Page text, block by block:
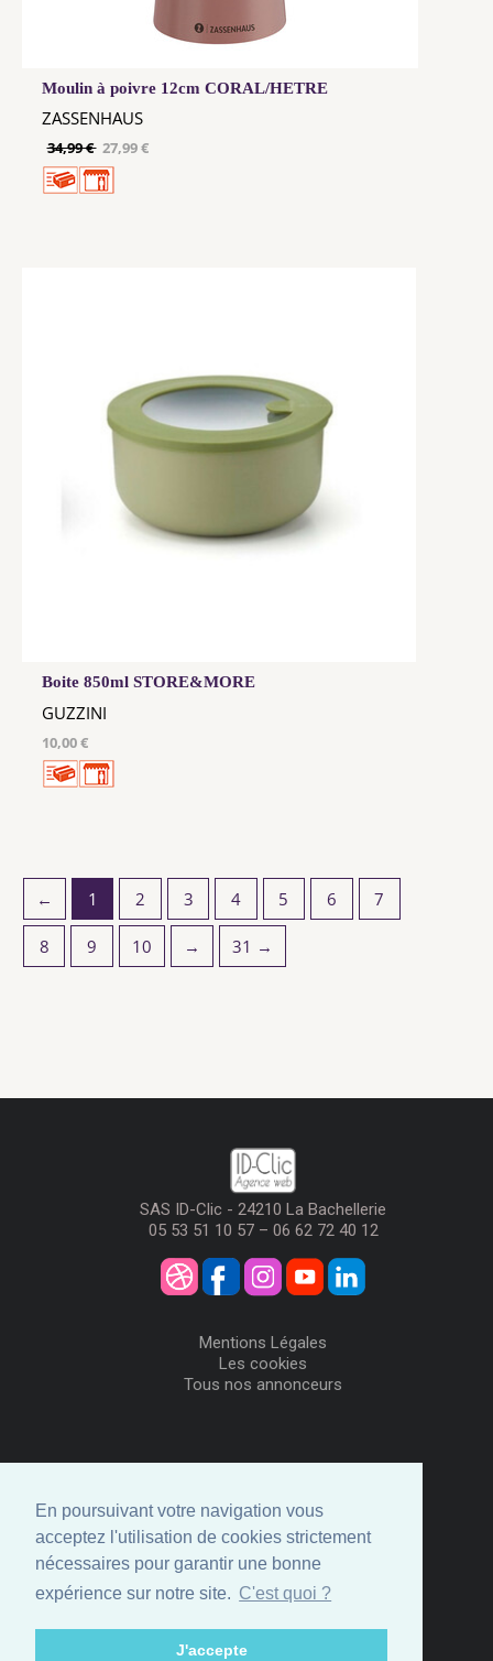
En poursuivant votre navigation vous
acceptez l'utilisation de cookies strictement
nécessaires pour garantir une bonne
expérience sur notre site. C'est quoi ?
J'accepte
Moulin à poivre 12cm CORAL/HETRE
ZASSENHAUS
34,99 € 27,99 €
Boite 850ml STORE&MORE
GUZZINI
10,00 €
← 1 2 3 4 5 6 7
8 9 10 → 31 →
SAS ID-Clic - 24210 La Bachellerie
05 53 51 10 57 – 06 62 72 40 12
Mentions Légales
Les cookies
Tous nos annonceurs
Me Connecter
Créer mon Compte
Annonceurs
Comment ça marche
Espace privé